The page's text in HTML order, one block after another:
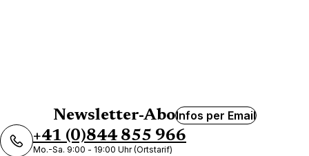
Newsletter-AboInfos per Email
+41 (0)844 855 966
Mo.-Sa. 9:00 - 19:00 Uhr (Ortstarif)